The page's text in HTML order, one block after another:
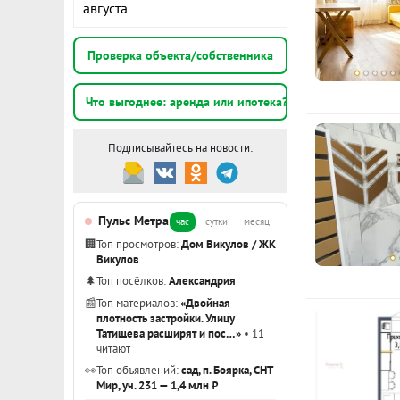
августа
Проверка объекта/собственника
Что выгоднее: аренда или ипотека?
Подписывайтесь на новости:
Пульс Метра час сутки месяц
🏢Топ просмотров:Дом Викулов / ЖК
Викулов
🌲Топ посёлков:Александрия
📰Топ материалов:«Двойная
плотность застройки. Улицу
Татищева расширят и пос…» • 11
читают
👀Топ объявлений:сад, п. Боярка, СНТ
Мир, уч. 231 — 1,4 млн ₽
Расчёт по
II
Показать